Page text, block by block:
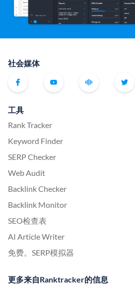
社会媒体
工具
Rank Tracker
Keyword Finder
SERP Checker
Web Audit
Backlink Checker
Backlink Monitor
SEO检查表
AI Article Writer
免费。SERP模拟器
更多来自Ranktracker的信息